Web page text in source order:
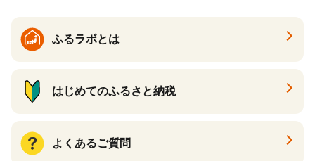
ふるラボとは
はじめてのふるさと納税
よくあるご質問